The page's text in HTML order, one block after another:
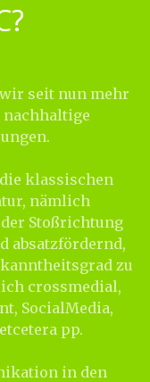
seit nun mehr
nachhaltige
klassischen
nämlich
Stoßrichtung
absatzfördernd,
zu
crossmedial,
SocialMedia,
pp.
in den